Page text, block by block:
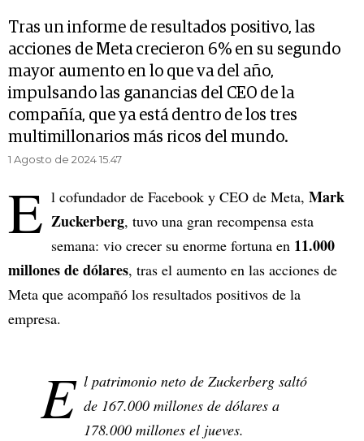
Tras un informe de resultados positivo, las
acciones de Meta crecieron 6% en su segundo
mayor aumento en lo que va del año,
impulsando las ganancias del CEO de la
compañía, que ya está dentro de los tres
multimillonarios más ricos del mundo.
1 Agosto de 2024 15.47
E l cofundador de Facebook y CEO de Meta, Mark
Zuckerberg, tuvo una gran recompensa esta
semana: vio crecer su enorme fortuna en 11.000
millones de dólares, tras el aumento en las acciones de
Meta que acompañó los resultados positivos de la
empresa.
E l patrimonio neto de Zuckerberg saltó
de 167.000 millones de dólares a
178.000 millones el jueves.